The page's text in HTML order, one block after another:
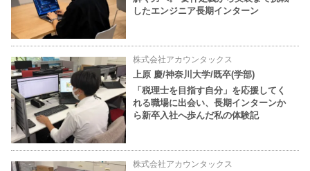
したエンジニア長期インターン
株式会社アカウンタックス
上原 慶/神奈川大学/既卒(学部)
「税理士を目指す自分」を応援してく
れる職場に出会い、長期インターンか
ら新卒入社へ歩んだ私の体験記
株式会社アカウンタックス